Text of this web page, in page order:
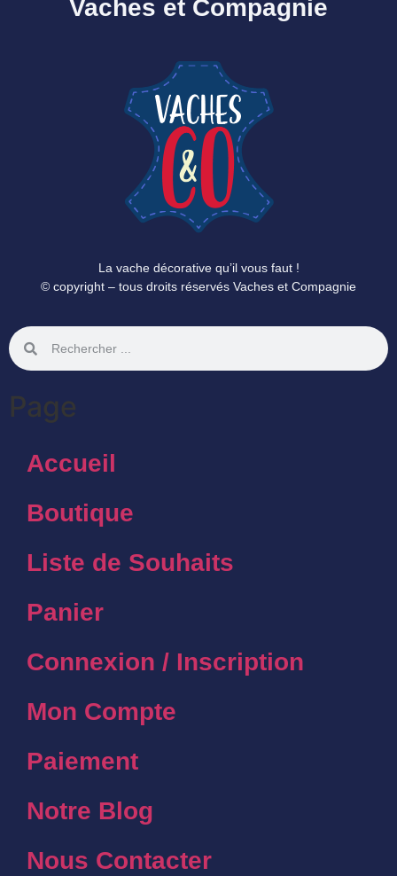
Vaches et Compagnie
La vache décorative qu’il vous faut !
© copyright – tous droits réservés Vaches et Compagnie
Page
Accueil
Boutique
Liste de Souhaits
Panier
Connexion / Inscription
Mon Compte
Paiement
Notre Blog
Nous Contacter